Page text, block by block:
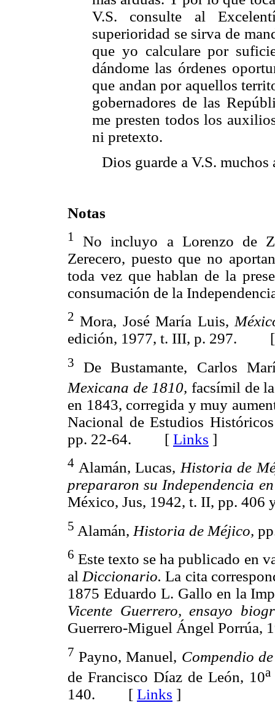
V.S. consulte al
superioridad se sirva de
que yo calculare por
dándome las órdenes
que andan por aquellos
gobernadores de las
me presten todos los
ni pretexto.
Dios guarde a V.S.
Notas
1
No incluyo a Lorenzo de
Zerecero, puesto que no
toda vez que hablan de la
consumación de la
2 Mora, José María Luis,
edición, 1977, t. III, p. 297.
3
De Bustamante, Carlos
Mexicana de 1810, facsímil de
en 1843, corregida y muy
Nacional de Estudios
pp. 22-64. [ Links ]
4 Alamán, Lucas,Historia de
prepararon su Independencia
México, Jus, 1942, t. II, pp.
5 Alamán, Historia de Méjico,
6 Este texto se ha publicado en
al Diccionario. La cita
1875 Eduardo L. Gallo en la
Vicente Guerrero, ensayo
Guerrero-Miguel Ángel
7 Payno, Manuel, Compendio
de Francisco Díaz de León, 10a
140. [ Links ]